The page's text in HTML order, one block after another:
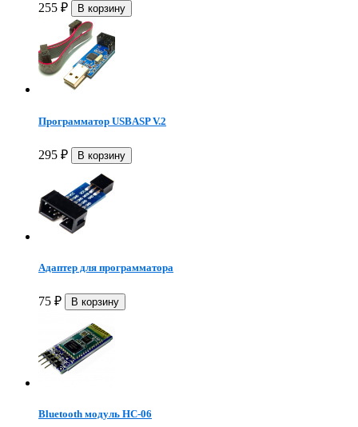
255 ₽
Программатор USBASP V.2
295 ₽
Адаптер для программатора
75 ₽
Bluetooth модуль HC-06